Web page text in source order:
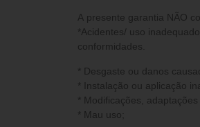
A presente garantia NÃO
*Acidentes/ uso
conformidades.
* Desgaste ou danos
* Instalação ou aplicação
* Modificações,
* Mau uso;